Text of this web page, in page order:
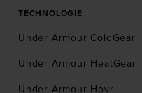
TECHNOLOGIE
Under Armour ColdGear
Under Armour HeatGear
Under Armour Hovr